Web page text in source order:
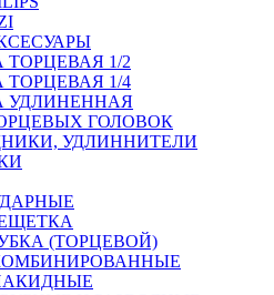
1/2
ТОРЦЕВАЯ 1/4
УДЛИНЕННАЯ
ГОЛОВОК
УДЛИННИТЕЛИ
(ТОРЦЕВОЙ)